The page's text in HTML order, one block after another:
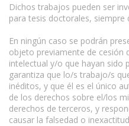
Dichos trabajos pueden ser
para tesis doctorales, siempre
En ningún caso se podrán
objeto previamente de cesión
intelectual y/o que hayan sido
garantiza que lo/s trabajo/s
inéditos, y que él es el único
de los derechos sobre el/los
derechos de terceros, y
causar la falsedad o